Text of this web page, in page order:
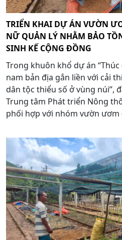
TRIỂN KHAI DỰ ÁN VƯỜN
NỮ QUẢN LÝ NHẰM BẢO
SINH KẾ CỘNG ĐỒNG
Trong khuôn khổ dự án
nam bản địa gắn liền với cải
dân tộc thiểu số ở vùng núi”,
Trung tâm Phát triển Nông
phối hợp với nhóm vườn